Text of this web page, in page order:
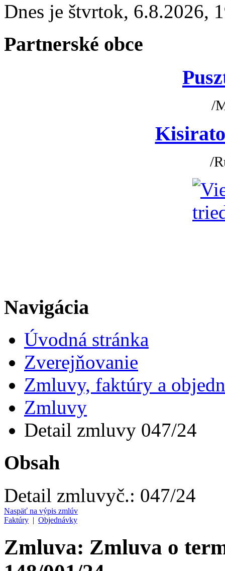
Dnes je štvrtok, 6.8.2026,
Partnerské obce
/
/
Navigácia
Úvodná stránka
Zverejňovanie
Zmluvy, faktúry a
Zmluvy
Detail zmluvy 047/24
Obsah
Detail zmluvyč.: 047/24
Naspäť na výpis zmlúv
Faktúry | Objednávky
Zmluva: Zmluva o